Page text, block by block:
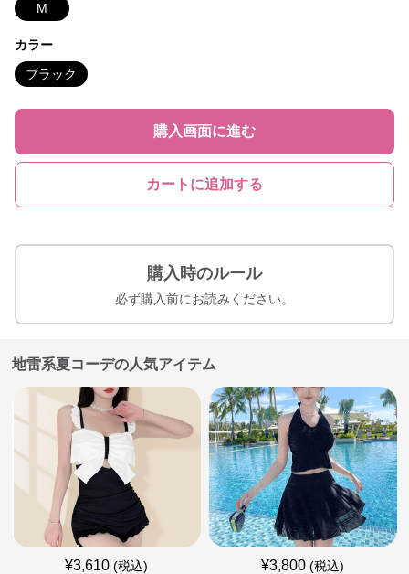
M
カラー
ブラック
購入画面に進む
カートに追加する
購入時のルール
必ず購入前にお読みください。
地雷系夏コーデの人気アイテム
¥3,610 (税込) ¥3,800 (税込)